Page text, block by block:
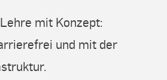
mit Konzept:
und mit der